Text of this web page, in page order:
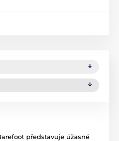
představuje úžasné